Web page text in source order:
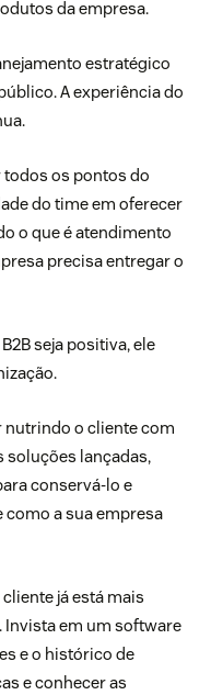
da empresa.
estratégico
A experiência do
todos os pontos do
do time em oferecer
o que é atendimento
precisa entregar o
seja positiva, ele
nutrindo o cliente com
soluções lançadas,
conservá-lo e
a sua empresa
já está mais
Invista em um software
e o histórico de
e conhecer as